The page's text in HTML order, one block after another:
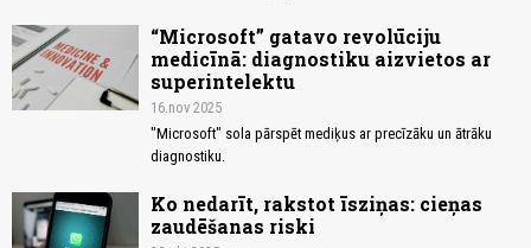
“Microsoft” gatavo revolūciju
medicīnā: diagnostiku aizvietos ar
superintelektu
16.nov 2025
"Microsoft" sola pārspēt mediķus ar precīzāku un ātrāku
diagnostiku.
Ko nedarīt, rakstot īsziņas: cieņas
zaudēšanas riski